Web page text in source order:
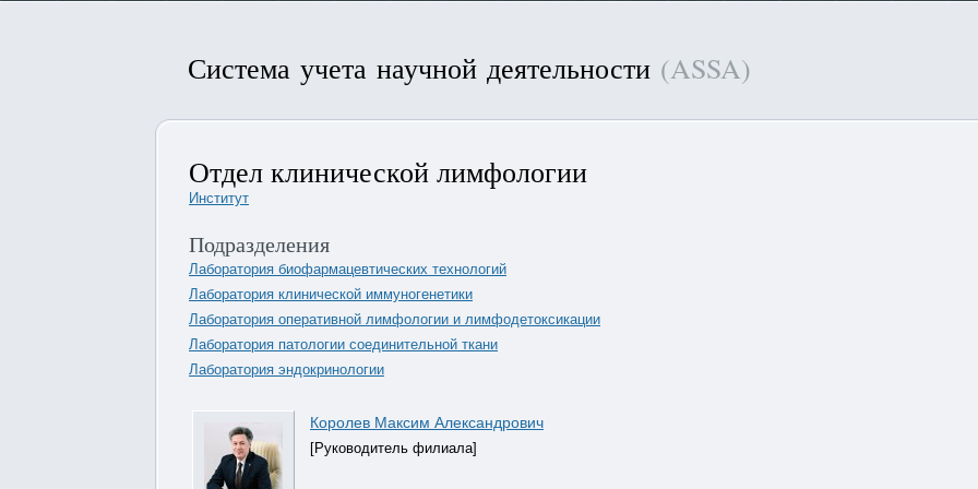
Система учета научной деятельности (ASSA)
Отдел клинической лимфологии
Институт
Подразделения
Лаборатория биофармацевтических технологий
Лаборатория клинической иммуногенетики
Лаборатория оперативной лимфологии и лимфодетоксикации
Лаборатория патологии соединительной ткани
Лаборатория эндокринологии
Королев Максим Александрович
[Руководитель филиала]